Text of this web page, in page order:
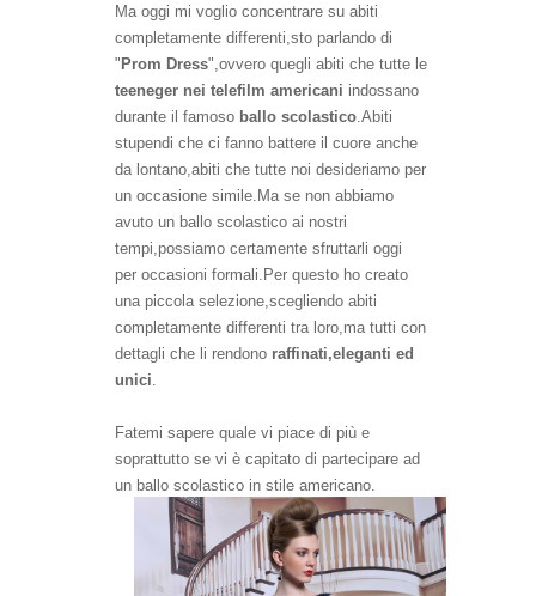
Ma oggi mi voglio concentrare su abiti
completamente differenti,sto parlando di
"Prom Dress",ovvero quegli abiti che tutte le
teeneger nei telefilm americani indossano
durante il famoso ballo scolastico Abiti
stupendi che ci fanno battere il cuore anche
da lontano,abiti che tutte noi desideriamo per
un occasione simile.Ma se non abbiamo
avuto un ballo scolastico ai nostri
tempi,possiamo certamente sfruttarli oggi
per occasioni formali.Per questo ho creato
una piccola selezione ,scegliendo abiti
completamente differenti tra loro,ma tutti con
dettagli che li rendono raffinati,eleganti ed
unici
Fatemi sapere quale vi piace di più e
soprattutto se vi è capitato di partecipare ad
un ballo scolastico in stile americano.